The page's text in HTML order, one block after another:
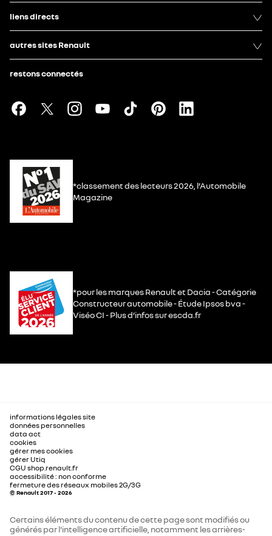
liens directs
autres sites Renault
restons connectés
*classement des lecteurs 2026, l’Automobile
Magazine
*pour les marques Renault et Dacia - Catégorie
Constructeur automobile - Étude Ipsos bva -
Viséo CI - Plus d’infos sur escda.fr
informations légales site
données personnelles
data act
cookies
gérer mes cookies
gérer Utiq
CGU shop.renault.fr
accessibilité : non conforme
fermeture des réseaux mobiles 2G/3G
© Renault 2017 - 2026
Certains éléments du contenu de cette page sont modifiés ou
générés par l'intelligence artificielle, notamment les arrières-